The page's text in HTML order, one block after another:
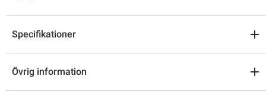
Specifikationer
Övrig information